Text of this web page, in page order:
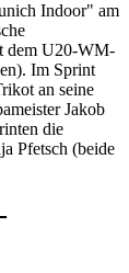
Indoor" am
dem U20-WM-
Im Sprint
an seine
Jakob
die
Pfetsch (beide